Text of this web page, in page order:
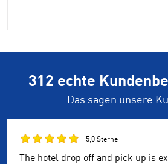
312 echte
Das sagen unsere
5,0 Sterne
The hotel drop off and pick up is